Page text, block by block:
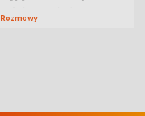
szlaku czekał
Rozmowy